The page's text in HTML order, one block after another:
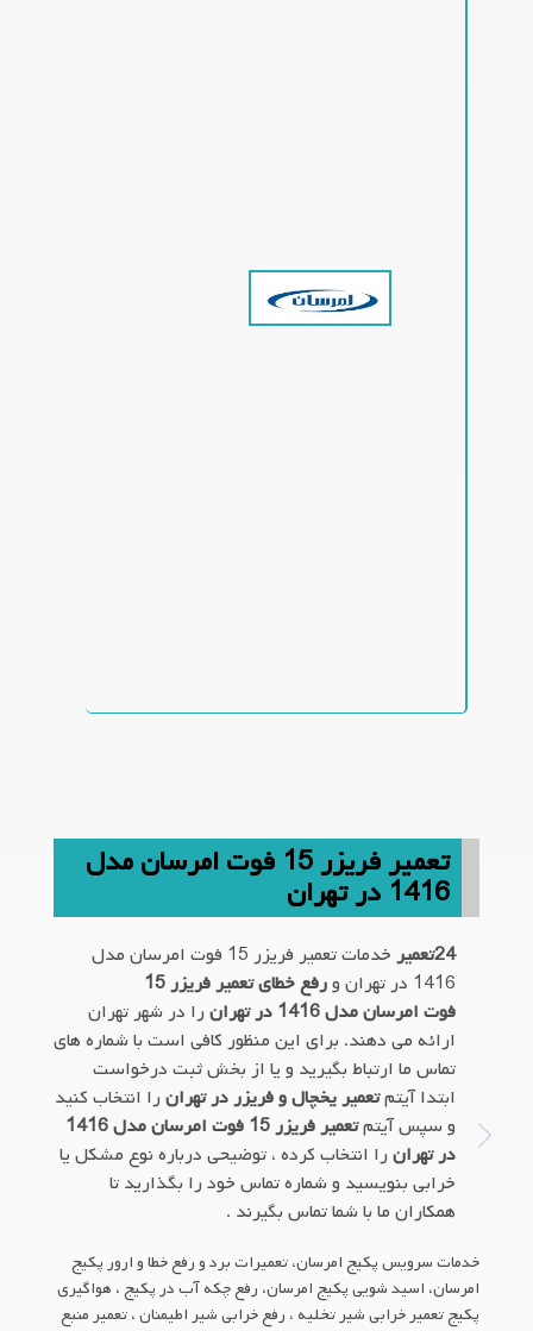
تعمیر فریزر 15 فوت امرسان مدل
1416 در تهران
24تعمیر
خدمات تعمیر فریزر 15 فوت امرسان مدل
1416 در تهران و
رفع خطای تعمیر فریزر 15
فوت امرسان مدل 1416 در تهران
را در شهر تهران
ارائه می دهند. برای این منظور کافی است با شماره های
تماس ما ارتباط بگیرید و یا از بخش ثبت درخواست
ابتدا آیتمتعمیر یخچال و فریزر در تهران را انتخاب کنید
و سپس آیتم
تعمیر فریزر 15 فوت امرسان مدل 1416
در تهران را انتخاب کرده ، توضیحی درباره نوع مشکل یا
خرابی بنویسید و شماره تماس خود را بگذارید تا
همکاران ما با شما تماس بگیرند .
خدمات سرویس پکیج امرسان، تعمیرات برد و رفع خطا و ارور پکیج
امرسان، اسید شویی پکیج امرسان، رفع چکه آب در پکیج ، هواگیری
پکیج تعمیر خرابی شیر تخلیه ، رفع خرابی شیر اطیمنان ، تعمیر منبع